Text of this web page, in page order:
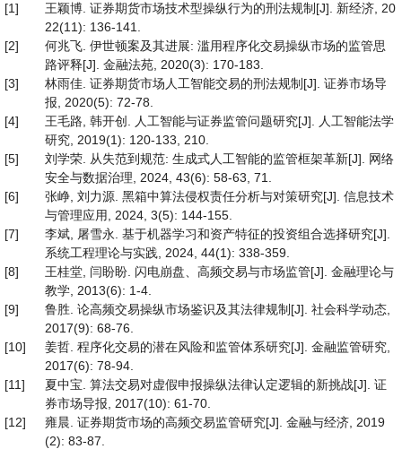
[1]
王颖博. 证券期货市场技术型操纵行为的刑法规制[J]. 新经济, 20
22(11): 136-141.
[2]
何兆飞. 伊世顿案及其进展: 滥用程序化交易操纵市场的监管思
路评释[J]. 金融法苑, 2020(3): 170-183.
[3]
林雨佳. 证券期货市场人工智能交易的刑法规制[J]. 证券市场导
报, 2020(5): 72-78.
[4]
王毛路, 韩开创. 人工智能与证券监管问题研究[J]. 人工智能法学
研究, 2019(1): 120-133, 210.
[5]
刘学荣. 从失范到规范: 生成式人工智能的监管框架革新[J]. 网络
安全与数据治理, 2024, 43(6): 58-63, 71.
[6]
张峥, 刘力源. 黑箱中算法侵权责任分析与对策研究[J]. 信息技术
与管理应用, 2024, 3(5): 144-155.
[7]
李斌, 屠雪永. 基于机器学习和资产特征的投资组合选择研究[J].
系统工程理论与实践, 2024, 44(1): 338-359.
[8]
王桂堂, 闫盼盼. 闪电崩盘、高频交易与市场监管[J]. 金融理论与
教学, 2013(6): 1-4.
[9]
鲁胜. 论高频交易操纵市场鉴识及其法律规制[J]. 社会科学动态,
2017(9): 68-76.
[10]
姜哲. 程序化交易的潜在风险和监管体系研究[J]. 金融监管研究,
2017(6): 78-94.
[11]
夏中宝. 算法交易对虚假申报操纵法律认定逻辑的新挑战[J]. 证
券市场导报, 2017(10): 61-70.
[12]
雍晨. 证券期货市场的高频交易监管研究[J]. 金融与经济, 2019
(2): 83-87.